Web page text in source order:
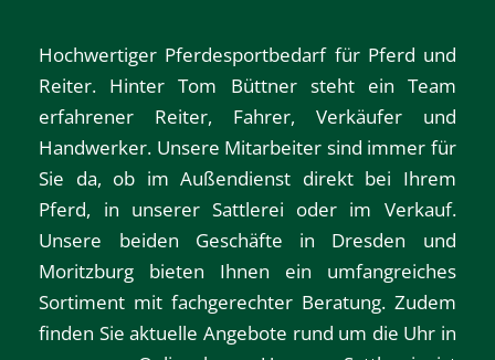
Hochwertiger Pferdesportbedarf für Pferd und
Reiter. Hinter Tom Büttner steht ein Team
erfahrener Reiter, Fahrer, Verkäufer und
Handwerker. Unsere Mitarbeiter sind immer für
Sie da, ob im Außendienst direkt bei Ihrem
Pferd, in unserer Sattlerei oder im Verkauf.
Unsere beiden Geschäfte in Dresden und
Moritzburg bieten Ihnen ein umfangreiches
Sortiment mit fachgerechter Beratung. Zudem
finden Sie aktuelle Angebote rund um die Uhr in